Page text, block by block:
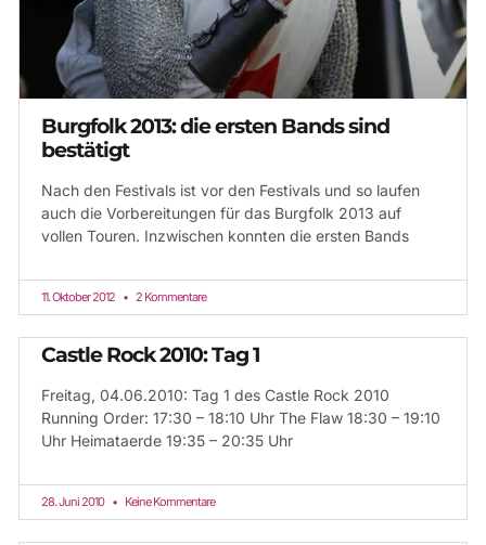
Burgfolk 2013: die ersten Bands sind
bestätigt
Nach den Festivals ist vor den Festivals und so laufen
auch die Vorbereitungen für das Burgfolk 2013 auf
vollen Touren. Inzwischen konnten die ersten Bands
11. Oktober 2012 2 Kommentare
Castle Rock 2010: Tag 1
Freitag, 04.06.2010: Tag 1 des Castle Rock 2010
Running Order: 17:30 – 18:10 Uhr The Flaw 18:30 – 19:10
Uhr Heimataerde 19:35 – 20:35 Uhr
28. Juni 2010 Keine Kommentare